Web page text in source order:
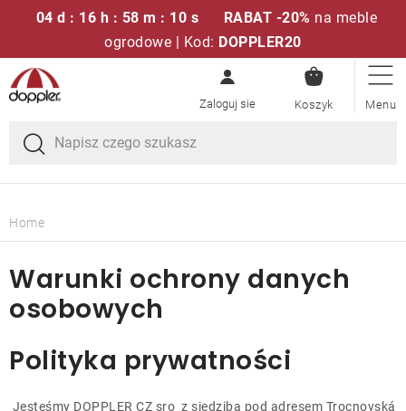
04 d : 16 h : 58 m : 09 s RABAT -20% na meble
ogrodowe | Kod: DOPPLER20
Przejść
do
treści
KOSZYK
Zestawy sof
Parasole ogrodowe
Poduszki i poduszki siedziskowe
Stóły
Ławki i huśtawki
Home
Warunki ochrony danych
osobowych
Polityka prywatności
Jesteśmy DOPPLER CZ sro z siedzibą pod adresem Trocnovská